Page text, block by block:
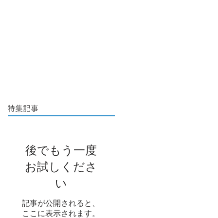
特集記事
後でもう一度
お試しくださ
い
記事が公開されると、
ここに表示されます。